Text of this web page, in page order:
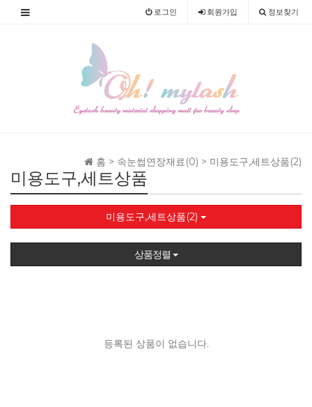
로그인 회원가입 정보찾기
홈 > 속눈썹연장재료(0) > 미용도구,세트상품(2)
미용도구,세트상품
미용도구,세트상품(2)
상품정렬
등록된 상품이 없습니다.